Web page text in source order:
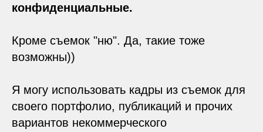
конфиденциальные.
Кроме съемок "ню". Да, такие тоже
возможны))
Я могу использовать кадры из съемок для
своего портфолио, публикаций и прочих
вариантов некоммерческого